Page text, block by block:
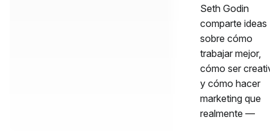
Seth Godin
comparte ideas
sobre cómo
trabajar mejor,
cómo ser
y cómo hacer
marketing que
realmente —